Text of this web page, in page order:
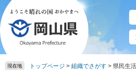
ペ
ー
ジ
の
先
頭
メ
ニ
ュ
ー
を
飛
現在地 トップページ > 組織でさがす > 県民生